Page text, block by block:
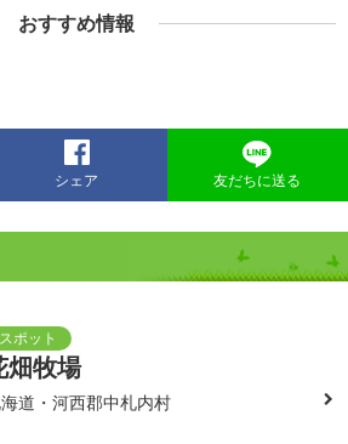
おすすめ情報
シェア 友だちに送る
畑牧場
道・河西郡中札内村